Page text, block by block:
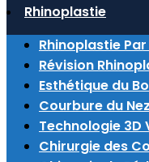
Rhinoplastie
Rhinoplastie
Révision
Esthétique du
Courbure du Nez
Technologie 3D
Chirurgie des
“En mars 2019, je
savoir qui je
Related